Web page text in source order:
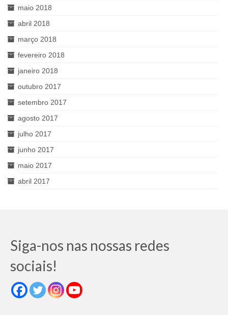
maio 2018
abril 2018
março 2018
fevereiro 2018
janeiro 2018
outubro 2017
setembro 2017
agosto 2017
julho 2017
junho 2017
maio 2017
abril 2017
Siga-nos nas nossas redes
sociais!